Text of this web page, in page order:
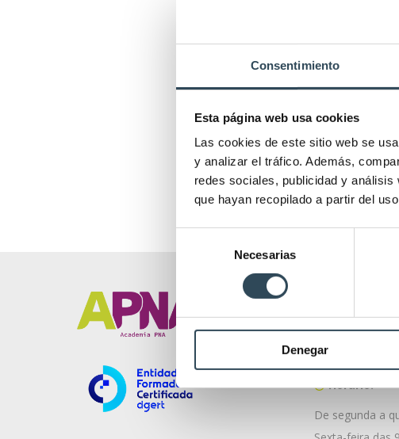
Consentimiento
Esta página web usa cookies
Las cookies de este sitio web se
y analizar el tráfico. Además,
redes sociales, publicidad y
que hayan recopilado a partir del
consentimiento
Necesarias
Denegar
Av. da
1050-196
Horário:
De segunda a